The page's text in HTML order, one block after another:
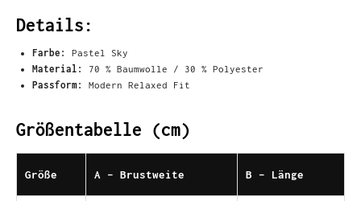
Details:
Farbe:
Pastel Sky
Material:
70 % Baumwolle / 30 % Polyester
Passform:
Modern Relaxed Fit
Größentabelle (cm)
Größe A - Brustweite B - Länge